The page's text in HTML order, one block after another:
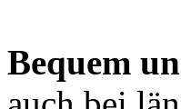
Bequem